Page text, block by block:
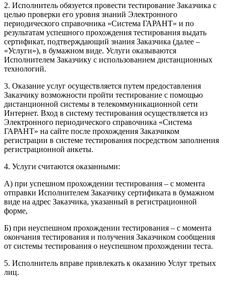
2. Исполнитель обязуется провести тестирование Заказчика с
целью проверки его уровня знаний Электронного
периодического справочника «Система ГАРАНТ» и по
результатам успешного прохождения тестирования выдать
сертификат, подтверждающий знания Заказчика (далее –
«Услуги»), в бумажном виде. Услуги оказываются
Исполнителем Заказчику с использованием дистанционных
технологий.
3. Оказание услуг осуществляется путем предоставления
Заказчику возможности пройти тестирование с помощью
дистанционной системы в телекоммуникационной сети
Интернет. Вход в систему тестирования осуществляется из
Электронного периодического справочника «Система
ГАРАНТ» на сайте после прохождения Заказчиком
регистрации в системе тестирования посредством заполнения
регистрационной анкеты.
4. Услуги считаются оказанными:
А) при успешном прохождении тестирования – с момента
отправки Исполнителем Заказчику сертификата в бумажном
виде на адрес Заказчика, указанный в регистрационной
форме,
Б) при неуспешном прохождении тестирования – с момента
окончания тестирования и получения Заказчиком сообщения
от системы тестирования о неуспешном прохождении теста.
5. Исполнитель вправе привлекать к оказанию Услуг третьих
лиц.